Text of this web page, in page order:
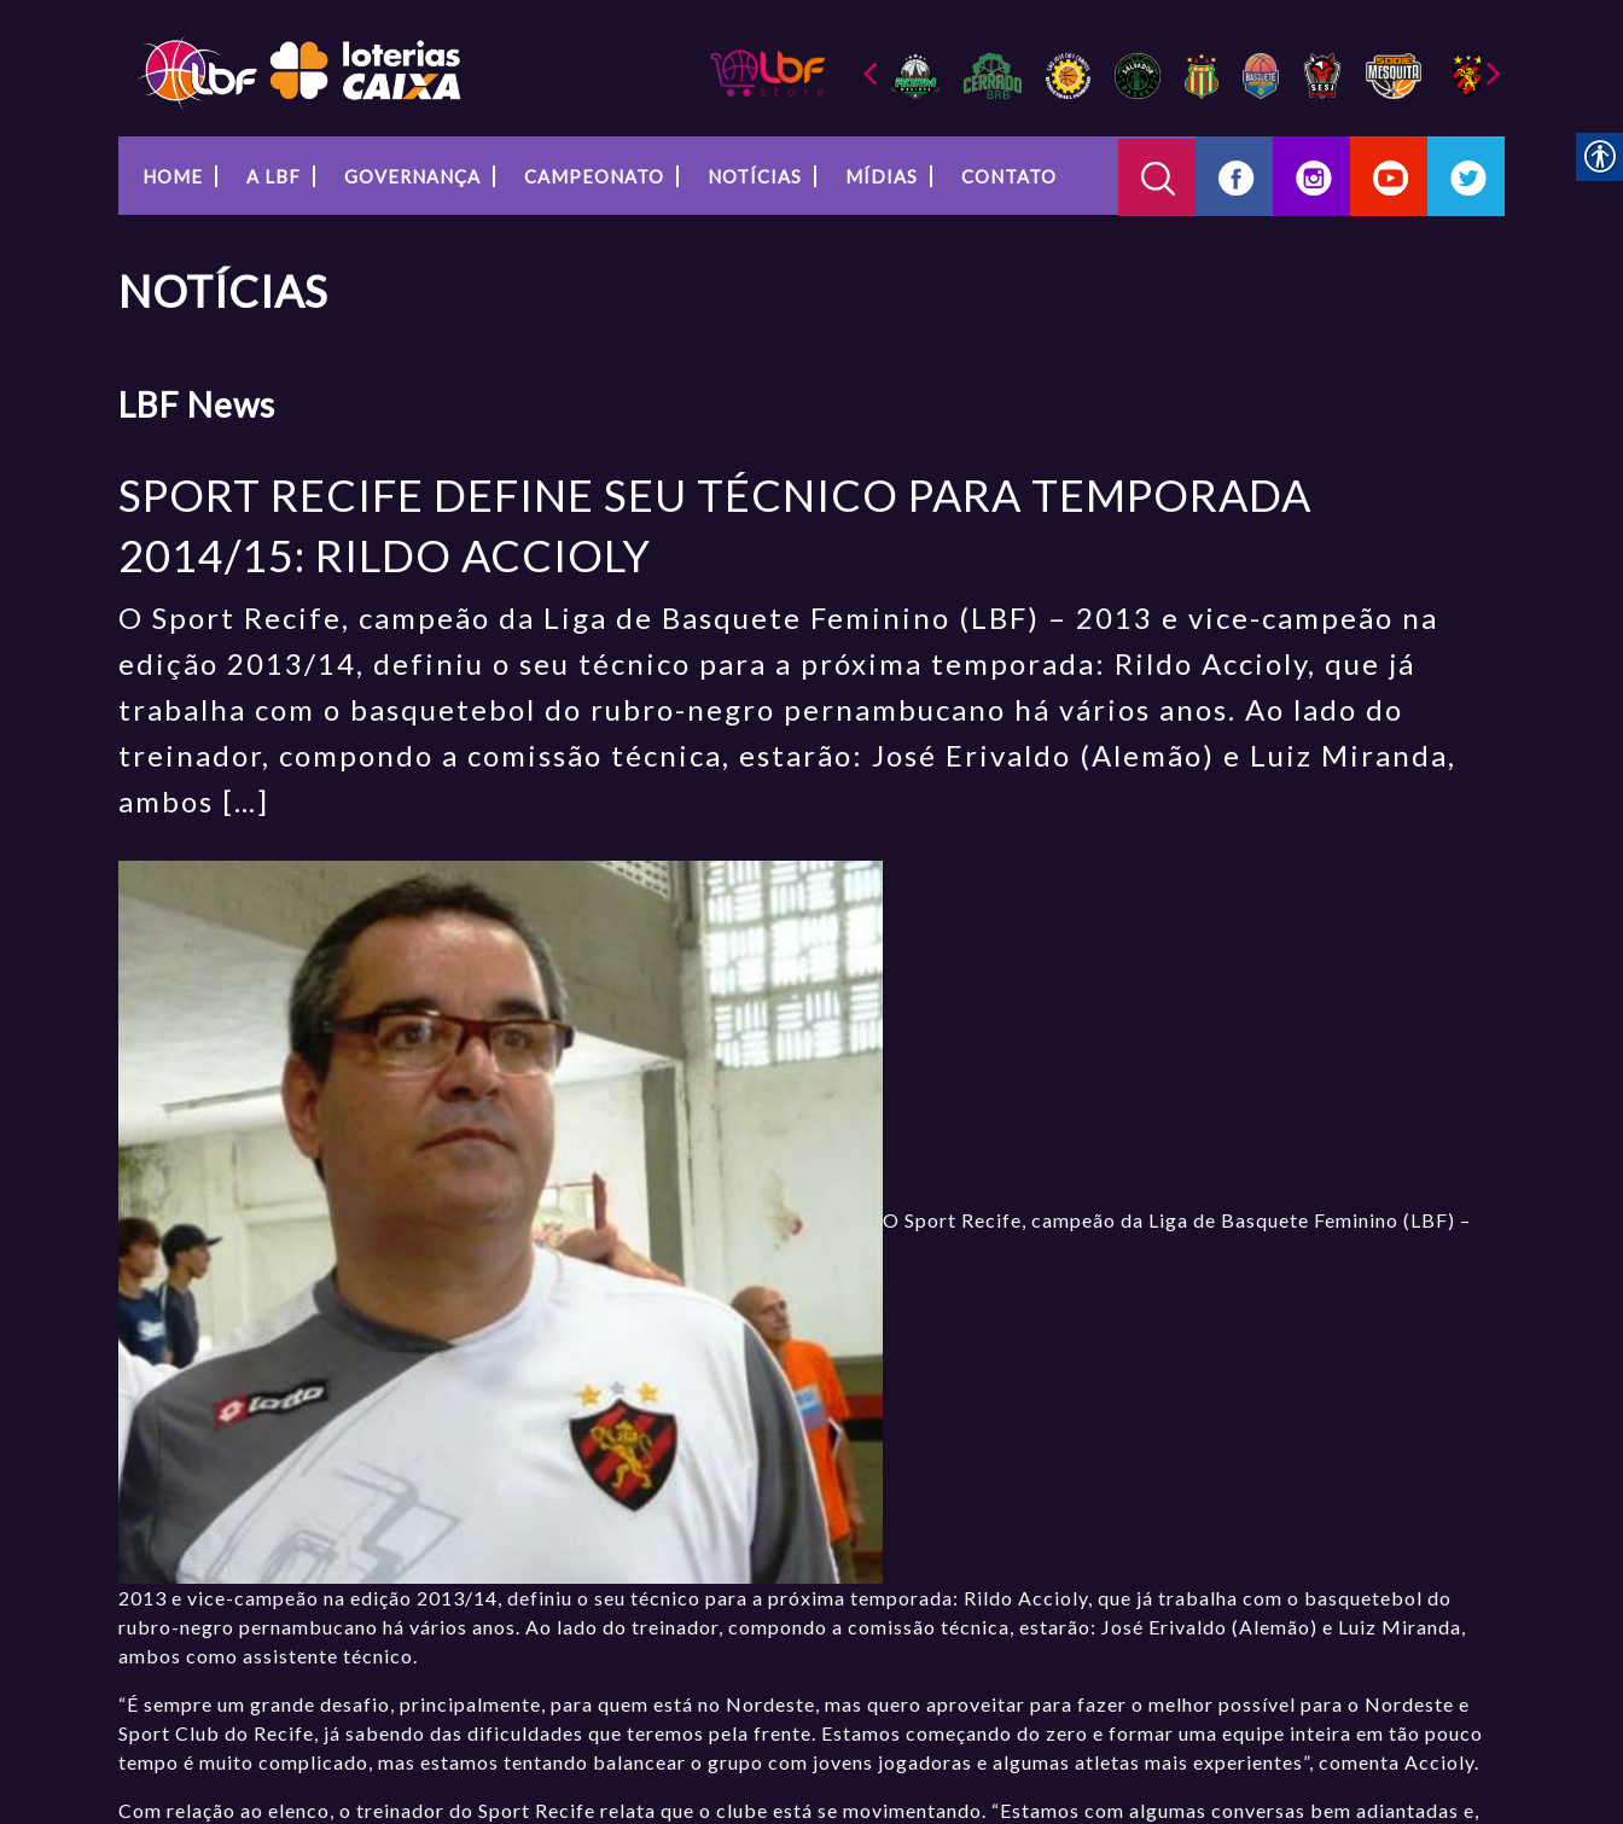
HOME A LBF GOVERNANÇA CAMPEONATO NOTÍCIAS MÍDIAS CONTATO
NOTÍCIAS
LBF News
SPORT RECIFE DEFINE SEU TÉCNICO PARA TEMPORADA
2014/15: RILDO ACCIOLY
O Sport Recife, campeão da Liga de Basquete Feminino (LBF) – 2013 e vice-campeão na
edição 2013/14, definiu o seu técnico para a próxima temporada: Rildo Accioly, que já
trabalha com o basquetebol do rubro-negro pernambucano há vários anos. Ao lado do
treinador, compondo a comissão técnica, estarão: José Erivaldo (Alemão) e Luiz Miranda,
ambos […]
O Sport Recife, campeão da Liga de Basquete Feminino (LBF) –
2013 e vice-campeão na edição 2013/14, definiu o seu técnico para a próxima temporada: Rildo Accioly, que já trabalha com o basquetebol do
rubro-negro pernambucano há vários anos. Ao lado do treinador, compondo a comissão técnica, estarão: José Erivaldo (Alemão) e Luiz Miranda,
ambos como assistente técnico.
“É sempre um grande desafio, principalmente, para quem está no Nordeste, mas quero aproveitar para fazer o melhor possível para o Nordeste e
Sport Club do Recife, já sabendo das dificuldades que teremos pela frente. Estamos começando do zero e formar uma equipe inteira em tão pouco
tempo é muito complicado, mas estamos tentando balancear o grupo com jovens jogadoras e algumas atletas mais experientes”, comenta Accioly.
Com relação ao elenco, o treinador do Sport Recife relata que o clube está se movimentando. “Estamos com algumas conversas bem adiantadas e,